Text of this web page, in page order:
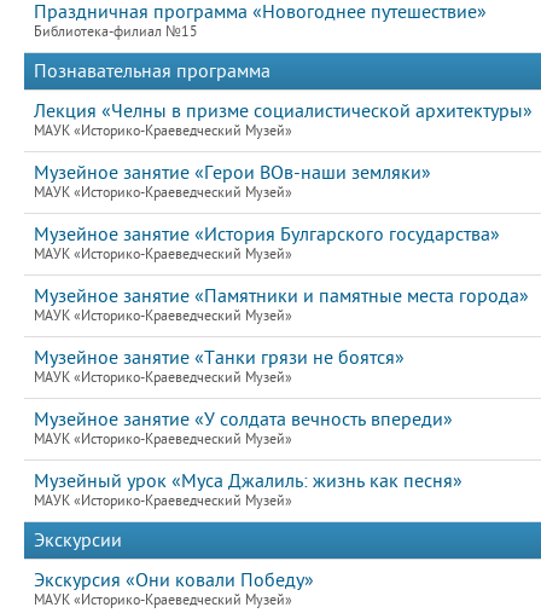
Праздничная программа «Новогоднее путешествие»
Библиотека-филиал №15
Познавательная программа
Лекция «Челны в призме социалистической архитектуры»
МАУК «Историко-Краеведческий Музей»
Музейное занятие «Герои ВОв-наши земляки»
МАУК «Историко-Краеведческий Музей»
Музейное занятие «История Булгарского государства»
МАУК «Историко-Краеведческий Музей»
Музейное занятие «Памятники и памятные места города»
МАУК «Историко-Краеведческий Музей»
Музейное занятие «Танки грязи не боятся»
МАУК «Историко-Краеведческий Музей»
Музейное занятие «У солдата вечность впереди»
МАУК «Историко-Краеведческий Музей»
Музейный урок «Муса Джалиль: жизнь как песня»
МАУК «Историко-Краеведческий Музей»
Экскурсии
Экскурсия «Они ковали Победу»
МАУК «Историко-Краеведческий Музей»